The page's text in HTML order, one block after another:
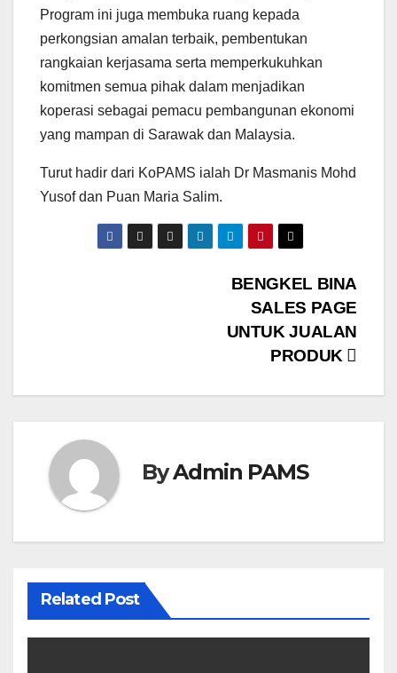
Program ini juga membuka ruang kepada
perkongsian amalan terbaik, pembentukan
rangkaian kerjasama serta memperkukuhkan
komitmen semua pihak dalam menjadikan
koperasi sebagai pemacu pembangunan ekonomi
yang mampan di Sarawak dan Malaysia.
Turut hadir dari KoPAMS ialah Dr Masmanis Mohd
Yusof dan Puan Maria Salim.
BENGKEL BINA
SALES PAGE
UNTUK JUALAN
PRODUK
ByAdmin PAMS
Related Post